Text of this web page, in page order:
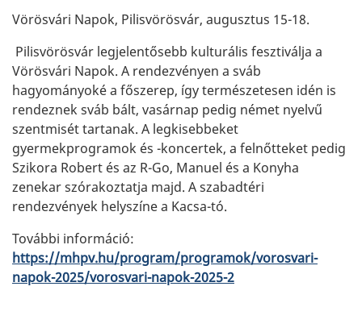
Vörösvári Napok, Pilisvörösvár, augusztus 15-18.
Pilisvörösvár legjelentősebb kulturális fesztiválja a
Vörösvári Napok. A rendezvényen a sváb
hagyományoké a főszerep, így természetesen idén is
rendeznek sváb bált, vasárnap pedig német nyelvű
szentmisét tartanak. A legkisebbeket
gyermekprogramok és -koncertek, a felnőtteket pedig
Szikora Robert és az R-Go, Manuel és a Konyha
zenekar szórakoztatja majd. A szabadtéri
rendezvények helyszíne a Kacsa-tó.
További információ:
https://mhpv.hu/program/programok/vorosvari-
napok-2025/vorosvari-napok-2025-2